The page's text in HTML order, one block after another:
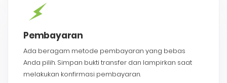
Pembayaran
Ada beragam metode pembayaran yang bebas
Anda pilih. Simpan bukti transfer dan lampirkan saat
melakukan konfirmasi pembayaran.